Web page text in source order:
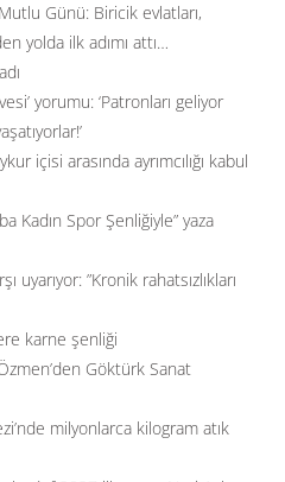
Günü: Biricik evlatları,
yolda ilk adımı attı…
yorumu: ‘Patronları geliyor
içisi arasında ayrımcılığı kabul
Kadın Spor Şenliğiyle” yaza
uyarıyor: ”Kronik rahatsızlıkları
karne şenliği
Göktürk Sanat
milyonlarca kilogram atık